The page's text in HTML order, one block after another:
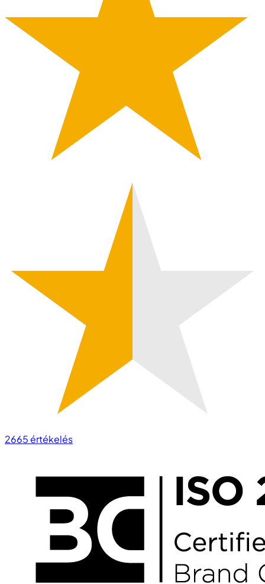
2665értékelés